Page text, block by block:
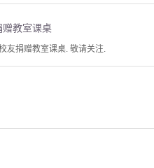
教室课桌
友捐赠教室课桌. 敬请关注.